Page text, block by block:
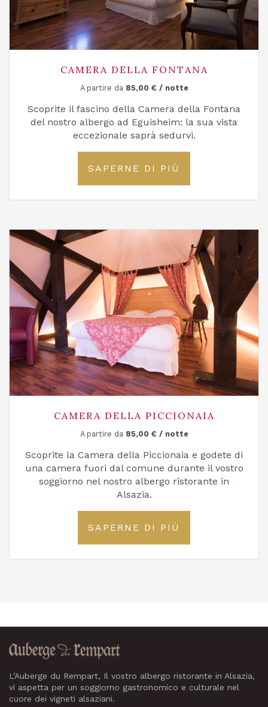
CAMERA DELLA FONTANA
A partire da 85,00 €/ notte
Scoprite il fascino della Camera della Fontana
del nostro albergo ad Eguisheim: la sua vista
eccezionale saprà sedurvi.
SAPERNE DI PIÙ
CAMERA DELLA PICCIONAIA
A partire da 85,00 €/ notte
Scoprite la Camera della Piccionaia e godete di
una camera fuori dal comune durante il vostro
soggiorno nel nostro albergo ristorante in
Alsazia.
SAPERNE DI PIÙ
L’Auberge du Rempart, Il vostro albergo ristorante in Alsazia,
vi aspetta per un soggiorno gastronomico e culturale nel
cuore dei vigneti alsaziani.